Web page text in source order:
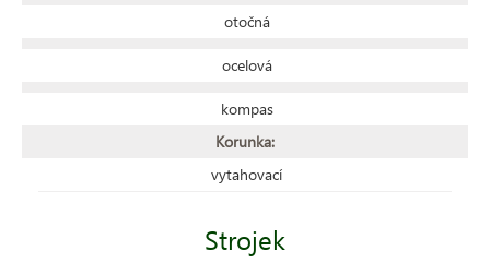
otočná
ocelová
kompas
Korunka:
vytahovací
Strojek